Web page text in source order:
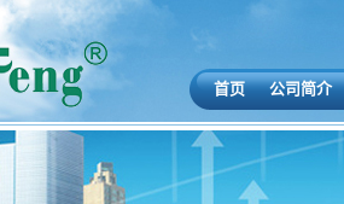
首页 公司简介